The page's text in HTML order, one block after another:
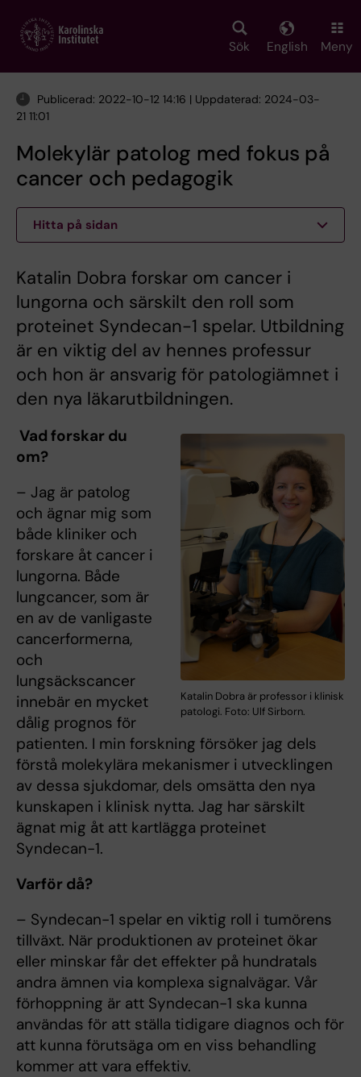
main
Sök English Meny
Publicerad: 2022-10-12 14:16 | Uppdaterad: 2024-03-
21 11:01
Molekylär patolog med fokus på
cancer och pedagogik
Hitta på sidan
Katalin Dobra forskar om cancer i
lungorna och särskilt den roll som
proteinet Syndecan-1 spelar. Utbildning
är en viktig del av hennes professur
och hon är ansvarig för patologiämnet i
den nya läkarutbildningen.
Katalin Dobra är professor i klinisk
patologi. Foto: Ulf Sirborn.
Vad forskar du
om?
– Jag är patolog
och ägnar mig som
både kliniker och
forskare åt cancer i
lungorna. Både
lungcancer, som är
en av de vanligaste
cancerformerna,
och
lungsäckscancer
innebär en mycket
dålig prognos för
patienten. I min forskning försöker jag dels
förstå molekylära mekanismer i utvecklingen
av dessa sjukdomar, dels omsätta den nya
kunskapen i klinisk nytta. Jag har särskilt
ägnat mig åt att kartlägga proteinet
Syndecan-1.
Varför då?
– Syndecan-1 spelar en viktig roll i tumörens
tillväxt. När produktionen av proteinet ökar
eller minskar får det effekter på hundratals
andra ämnen via komplexa signalvägar. Vår
förhoppning är att Syndecan-1 ska kunna
användas för att ställa tidigare diagnos och för
att kunna förutsäga om en viss behandling
kommer att vara effektiv.